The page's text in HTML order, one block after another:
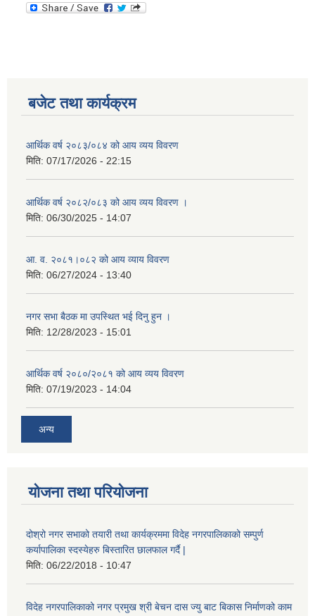
बजेट तथा कार्यक्रम
आर्थिक वर्ष २०८३/०८४ को आय व्यय विवरण
मिति: 07/17/2026 - 22:15
आर्थिक वर्ष २०८२/०८३ को आय व्यय विवरण ।
मिति: 06/30/2025 - 14:07
आ. व. २०८१।०८२ को आय व्याय विवरण
मिति: 06/27/2024 - 13:40
नगर सभा बैठक मा उपस्थित भई दिनु हुन ।
मिति: 12/28/2023 - 15:01
आर्थिक वर्ष २०८०/२०८१ को आय व्यय विवरण
मिति: 07/19/2023 - 14:04
अन्य
योजना तथा परियोजना
दोश्रो नगर सभाको तयारी तथा कार्यक्रममा विदेह नगरपालिकाको सम्पुर्ण
कर्यापालिका स्दस्येहरु बिस्तारित छालफाल गर्दै |
मिति: 06/22/2018 - 10:47
विदेह नगरपालिकाको नगर प्रमुख श्री बेचन दास ज्यु बाट बिकास निर्माणको काम